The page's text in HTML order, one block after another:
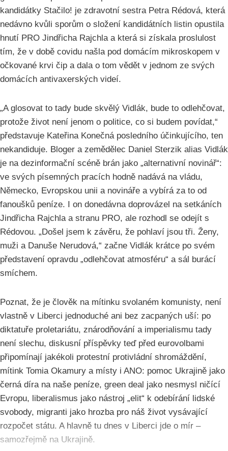
kandidátky Stačilo! je zdravotní sestra Petra Rédová, která
nedávno kvůli sporům o složení kandidátních listin opustila
hnutí PRO Jindřicha Rajchla a která si získala proslulost
tím, že v době covidu našla pod domácím mikroskopem v
očkované krvi čip a dala o tom vědět v jednom ze svých
domácích antivaxerských videí.
„A glosovat to tady bude skvělý Vidlák, bude to odlehčovat,
protože život není jenom o politice, co si budem povídat,“
představuje Kateřina Konečná posledního účinkujícího, ten
nekandiduje. Bloger a zemědělec Daniel Sterzik alias Vidlák
je na dezinformační scéně brán jako „alternativní novinář“:
ve svých písemných pracích hodně nadává na vládu,
Německo, Evropskou unii a novináře a vybírá za to od
fanoušků peníze. I on donedávna doprovázel na setkáních
Jindřicha Rajchla a stranu PRO, ale rozhodl se odejít s
Rédovou. „Došel jsem k závěru, že pohlaví jsou tři. Ženy,
muži a Danuše Nerudová,“ začne Vidlák krátce po svém
představení opravdu „odlehčovat atmosféru“ a sál burácí
smíchem.
Poznat, že je člověk na mítinku svolaném komunisty, není
vlastně v Liberci jednoduché ani bez zacpaných uší: po
diktatuře proletariátu, znárodňování a imperialismu tady
není slechu, diskusní příspěvky teď před eurovolbami
připomínají jakékoli protestní protivládní shromáždění,
mítink Tomia Okamury a místy i ANO: pomoc Ukrajině jako
černá díra na naše peníze, green deal jako nesmysl ničící
Evropu, liberalismus jako nástroj „elit“ k odebírání lidské
svobody, migranti jako hrozba pro náš život vysávající
rozpočet státu. A hlavně tu dnes v Liberci jde o mír –
samozřejmě na Ukrajině.